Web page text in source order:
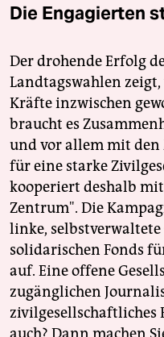
Die Engagierten
Der drohende Erfolg
Landtagswahlen
Kräfte inzwischen
braucht es
und vor allem mit den
für eine starke
kooperiert deshalb
Zentrum". Die
linke,
solidarischen Fonds
auf. Eine offene
zugänglichen
zivilgesellschaftliches